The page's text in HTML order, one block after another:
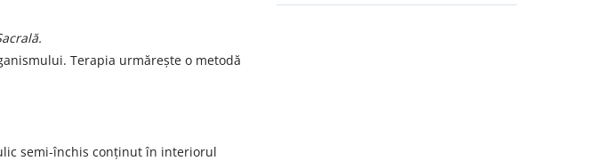
Terapia urmărește o metodă
semi-închis conținut în interiorul